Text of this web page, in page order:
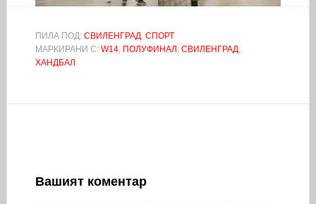
ПИЛА ПОД: СВИЛЕНГРАД, СПОРТ
МАРКИРАНИ С: W14, ПОЛУФИНАЛ , СВИЛЕНГРАД,
ХАНДБАЛ
Вашият коментар